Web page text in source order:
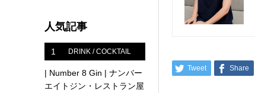
Tweet Share
人気記事
1 DRINK / COCKTAIL
| Number 8 Gin | ナンバー
エイトジン・レストラン屋